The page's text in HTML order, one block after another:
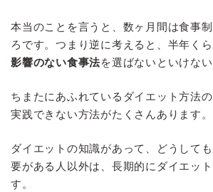
本当のことを言うと、数ヶ月間は食事
ろです。つまり逆に考えると、半年く
影響のない食事法を選ばないといけない
ちまたにあふれているダイエット方法
実践できない方法がたくさんあります。
ダイエットの知識があって、どうして
要がある人以外は、長期的にダイエッ
す。